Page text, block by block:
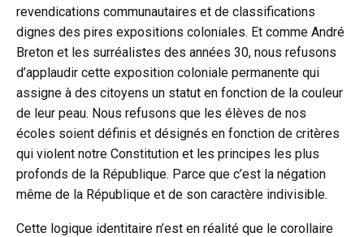
revendications communautaires et de classifications
dignes des pires expositions coloniales. Et comme André
Breton et les surréalistes des années 30, nous refusons
d’applaudir cette exposition coloniale permanente qui
assigne à des citoyens un statut en fonction de la couleur
de leur peau. Nous refusons que les élèves de nos
écoles soient définis et désignés en fonction de critères
qui violent notre Constitution et les principes les plus
profonds de la République. Parce que c’est la négation
même de la République et de son caractère indivisible.
Cette logique identitaire n’est en réalité que le corollaire